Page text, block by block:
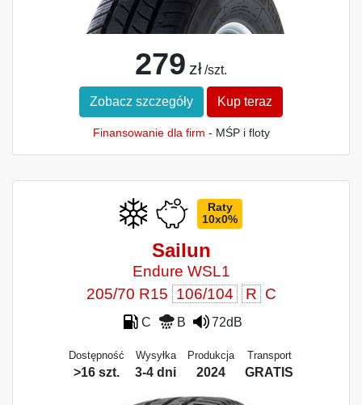
279 zł /szt.
Zobacz szczegóły Kup teraz
Finansowanie dla firm - MŚP i floty
Raty
10x0%
Sailun
Endure WSL1
205/70 R15 106/104 R C
C B 72dB
Dostępność
>16 szt.
Wysyłka
3-4 dni
Produkcja
2024
Transport
GRATIS